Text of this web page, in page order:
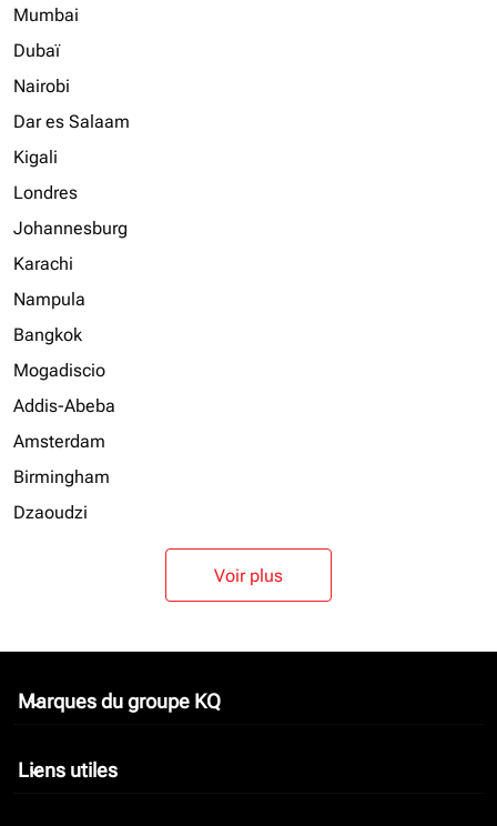
Mumbai
Dubaï
Nairobi
Dar es Salaam
Kigali
Londres
Johannesburg
Karachi
Nampula
Bangkok
Mogadiscio
Addis-Abeba
Amsterdam
Birmingham
Dzaoudzi
Voir plus
Marques du groupe KQ
keyboard_arrow_down
Liens utiles
keyboard_arrow_down